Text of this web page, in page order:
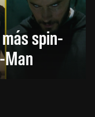
spin-
Man